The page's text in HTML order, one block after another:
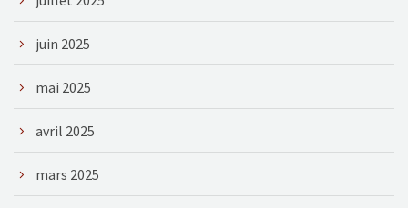
juin 2025
mai 2025
avril 2025
mars 2025